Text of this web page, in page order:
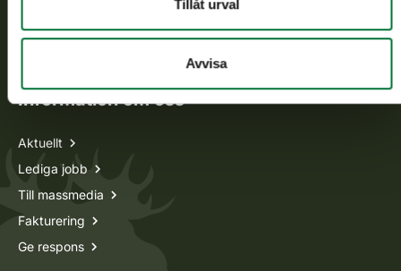
Tillåt urval
Avvisa
Information om oss
Aktuellt
Lediga jobb
Till massmedia
Fakturering
Ge respons